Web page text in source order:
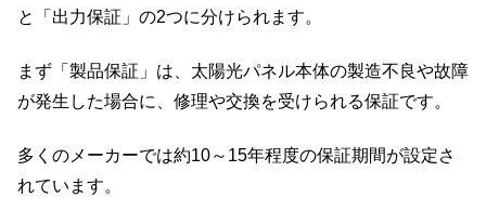
と「出力保証」の2つに分けられます。
まず「製品保証」は、太陽光パネル本体の製造不良や故障
が発生した場合に、修理や交換を受けられる保証です。
多くのメーカーでは約10～15年程度の保証期間が設定さ
れています。